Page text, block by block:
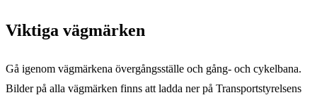
Viktiga vägmärken
Gå igenom vägmärkena övergångsställe och gång- och cykelbana.
Bilder på alla vägmärken finns att ladda ner på Transportstyrelsens